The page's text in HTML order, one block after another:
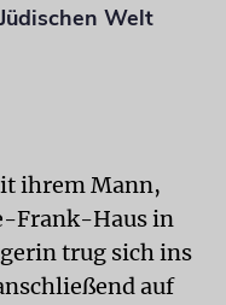
Welt
ihrem Mann,
Frank-Haus in
trug sich ins
auf